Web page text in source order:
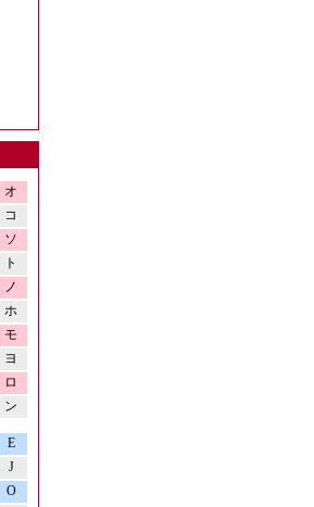
オ
コ
ソ
ト
ノ
ホ
モ
ヨ
ロ
ン
E
J
O